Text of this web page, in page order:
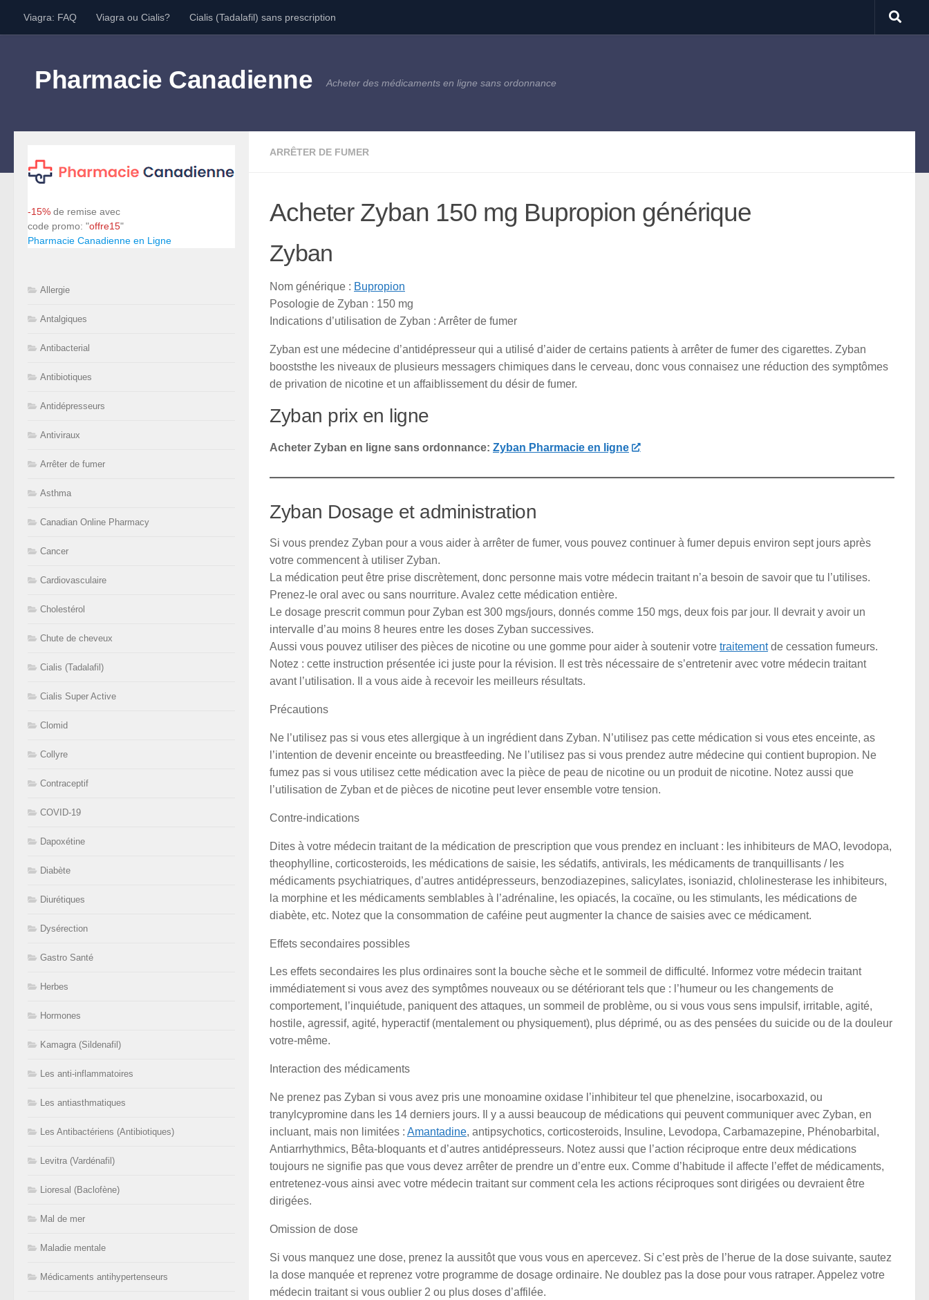
Skip to content
Viagra: FAQ Viagra ou Cialis? Cialis (Tadalafil) sans prescription
Pharmacie Canadienne Acheter des médicaments en ligne sans ordonnance
ARRÊTER DE FUMER
Acheter Zyban 150 mg Bupropion générique
Zyban
Nom générique : Bupropion
Posologie de Zyban : 150 mg
Indications d’utilisation de Zyban : Arrêter de fumer
Zyban est une médecine d’antidépresseur qui a utilisé d’aider de certains patients à arrêter de fumer des cigarettes. Zyban
booststhe les niveaux de plusieurs messagers chimiques dans le cerveau, donc vous connaisez une réduction des symptômes
de privation de nicotine et un affaiblissement du désir de fumer.
Zyban prix en ligne
Acheter Zyban en ligne sans ordonnance: Zyban Pharmacie en ligne
Zyban Dosage et administration
Si vous prendez Zyban pour a vous aider à arrêter de fumer, vous pouvez continuer à fumer depuis environ sept jours après
votre commencent à utiliser Zyban.
La médication peut être prise discrètement, donc personne mais votre médecin traitant n’a besoin de savoir que tu l’utilises.
Prenez-le oral avec ou sans nourriture. Avalez cette médication entière.
Le dosage prescrit commun pour Zyban est 300 mgs/jours, donnés comme 150 mgs, deux fois par jour. Il devrait y avoir un
intervalle d’au moins 8 heures entre les doses Zyban successives.
Aussi vous pouvez utiliser des pièces de nicotine ou une gomme pour aider à soutenir votre traitementde cessation fumeurs.
Notez : cette instruction présentée ici juste pour la révision. Il est très nécessaire de s’entretenir avec votre médecin traitant
avant l’utilisation. Il a vous aide à recevoir les meilleurs résultats.
Précautions
Ne l’utilisez pas si vous etes allergique à un ingrédient dans Zyban. N’utilisez pas cette médication si vous etes enceinte, as
l’intention de devenir enceinte ou breastfeeding. Ne l’utilisez pas si vous prendez autre médecine qui contient bupropion. Ne
fumez pas si vous utilisez cette médication avec la pièce de peau de nicotine ou un produit de nicotine. Notez aussi que
l’utilisation de Zyban et de pièces de nicotine peut lever ensemble votre tension.
Contre-indications
Dites à votre médecin traitant de la médication de prescription que vous prendez en incluant : les inhibiteurs de MAO, levodopa,
theophylline, corticosteroids, les médications de saisie, les sédatifs, antivirals, les médicaments de tranquillisants / les
médicaments psychiatriques, d’autres antidépresseurs, benzodiazepines, salicylates, isoniazid, chlolinesterase les inhibiteurs,
la morphine et les médicaments semblables à l’adrénaline, les opiacés, la cocaïne, ou les stimulants, les médications de
diabète, etc. Notez que la consommation de caféine peut augmenter la chance de saisies avec ce médicament.
Effets secondaires possibles
Les effets secondaires les plus ordinaires sont la bouche sèche et le sommeil de difficulté. Informez votre médecin traitant
immédiatement si vous avez des symptômes nouveaux ou se détériorant tels que : l’humeur ou les changements de
comportement, l’inquiétude, paniquent des attaques, un sommeil de problème, ou si vous vous sens impulsif, irritable, agité,
hostile, agressif, agité, hyperactif (mentalement ou physiquement), plus déprimé, ou as des pensées du suicide ou de la douleur
votre-même.
Interaction des médicaments
Ne prenez pas Zyban si vous avez pris une monoamine oxidase l’inhibiteur tel que phenelzine, isocarboxazid, ou
tranylcypromine dans les 14 derniers jours. Il y a aussi beaucoup de médications qui peuvent communiquer avec Zyban, en
incluant, mais non limitées : Amantadine, antipsychotics, corticosteroids, Insuline, Levodopa, Carbamazepine, Phénobarbital,
Antiarrhythmics, Bêta-bloquants et d’autres antidépresseurs. Notez aussi que l’action réciproque entre deux médications
toujours ne signifie pas que vous devez arrêter de prendre un d’entre eux. Comme d’habitude il affecte l’effet de médicaments,
entretenez-vous ainsi avec votre médecin traitant sur comment cela les actions réciproques sont dirigées ou devraient être
dirigées.
Omission de dose
Si vous manquez une dose, prenez la aussitôt que vous vous en apercevez. Si c’est près de l’herue de la dose suivante, sautez
la dose manquée et reprenez votre programme de dosage ordinaire. Ne doublez pas la dose pour vous ratraper. Appelez votre
médecin traitant si vous oublier 2 ou plus doses d’affilée.
-15% de remise avec
code promo: "offre15"
Pharmacie Canadienne en Ligne
Allergie
Antalgiques
Antibacterial
Antibiotiques
Antidépresseurs
Antiviraux
Arrêter de fumer
Asthma
Canadian Online Pharmacy
Cancer
Cardiovasculaire
Cholestérol
Chute de cheveux
Cialis (Tadalafil)
Cialis Super Active
Clomid
Collyre
Contraceptif
COVID-19
Dapoxétine
Diabète
Diurétiques
Dysérection
Gastro Santé
Herbes
Hormones
Kamagra (Sildenafil)
Les anti-inflammatoires
Les antiasthmatiques
Les Antibactériens (Antibiotiques)
Levitra (Vardénafil)
Lioresal (Baclofène)
Mal de mer
Maladie mentale
Médicaments antihypertenseurs